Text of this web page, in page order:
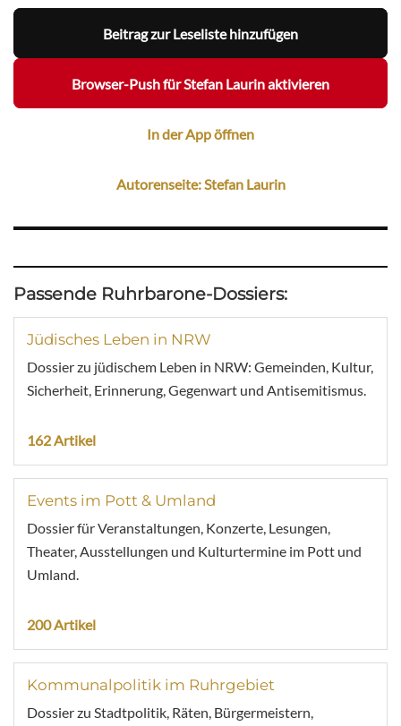
Beitrag zur Leseliste hinzufügen
Browser-Push für Stefan Laurin aktivieren
In der App öffnen
Autorenseite: Stefan Laurin
Passende Ruhrbarone-Dossiers:
Jüdisches Leben in NRW
Dossier zu jüdischem Leben in NRW: Gemeinden, Kultur,
Sicherheit, Erinnerung, Gegenwart und Antisemitismus.
162 Artikel
Events im Pott & Umland
Dossier für Veranstaltungen, Konzerte, Lesungen,
Theater, Ausstellungen und Kulturtermine im Pott und
Umland.
200 Artikel
Kommunalpolitik im Ruhrgebiet
Dossier zu Stadtpolitik, Räten, Bürgermeistern,